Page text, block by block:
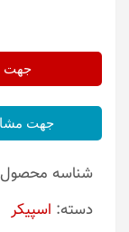
جهت
جهت
شناسه
دسته: اسپیکر